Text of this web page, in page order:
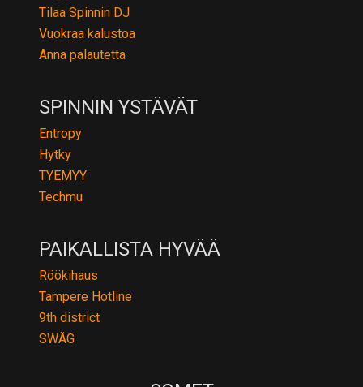
Tilaa Spinnin DJ
Vuokraa kalustoa
Anna palautetta
SPINNIN YSTÄVÄT
Entropy
Hytky
TYEMYY
Techmu
PAIKALLISTA HYVÄÄ
Röökihaus
Tampere Hotline
9th district
SWÄG